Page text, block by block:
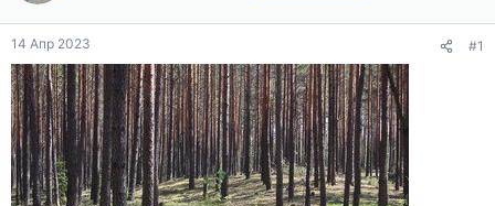
м
ы
л
14 Апр 2023 #1